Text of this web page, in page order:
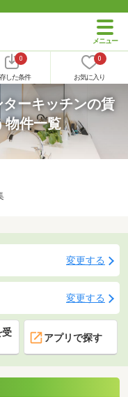
0
した条件
0
お気に入り
ーキッチンの賃
物件一覧
変更する
変更する
受
アプリで探す